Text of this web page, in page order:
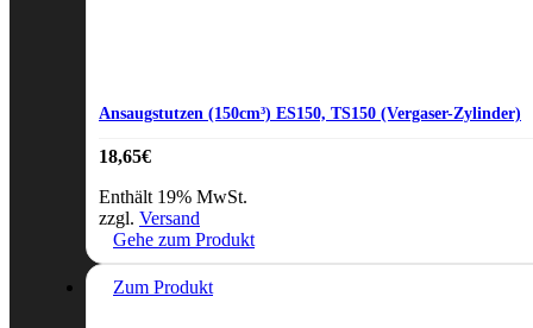
Ansaugstutzen (150cm³) ES150, TS150 (Vergaser-Zylinder)
18,65€
Enthält 19% MwSt.
zzgl. Versand
Gehe zum Produkt
Zum Produkt